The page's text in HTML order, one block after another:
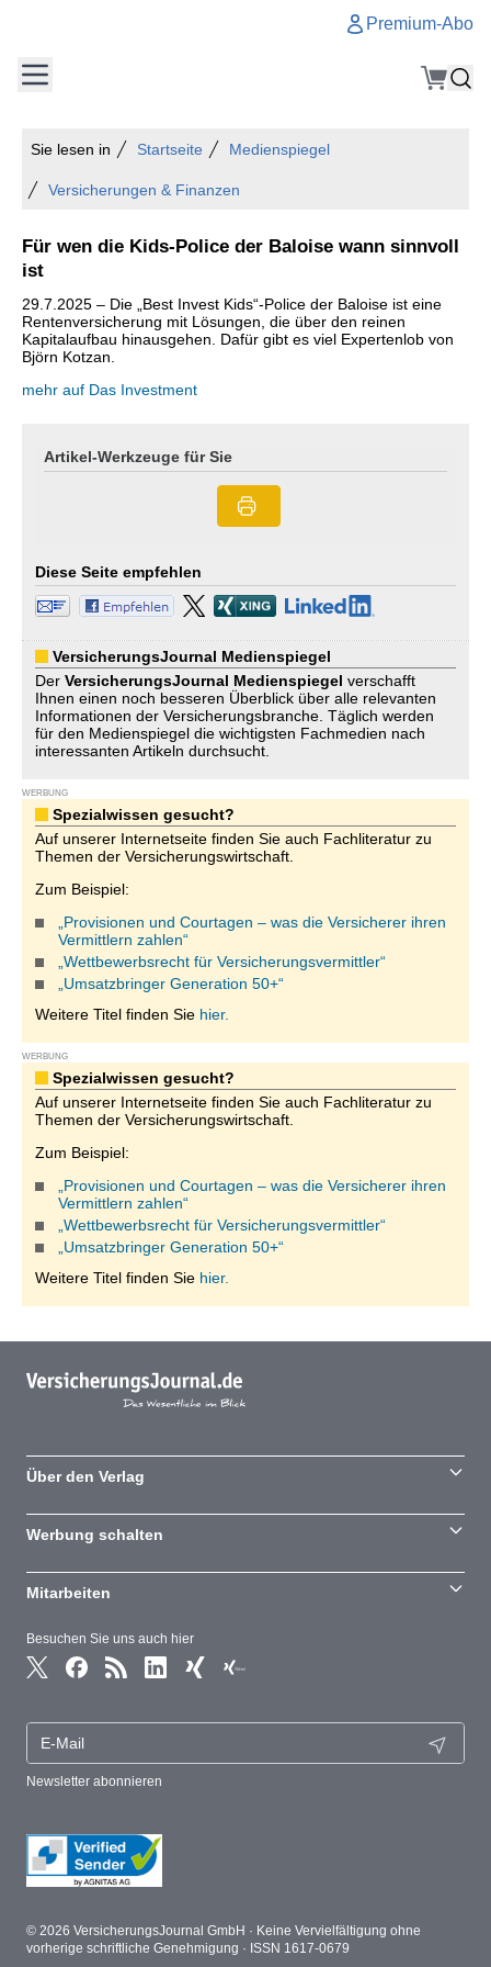
Premium-Abo
Sie lesen in Startseite Medienspiegel
Versicherungen & Finanzen
Für wen die Kids-Police der Baloise wann sinnvoll
ist
29.7.2025 – Die „Best Invest Kids“-Police der Baloise ist eine
Rentenversicherung mit Lösungen, die über den reinen
Kapitalaufbau hinausgehen. Dafür gibt es viel Expertenlob von
Björn Kotzan.
mehr auf Das Investment
Artikel-Werkzeuge für Sie
Diese Seite empfehlen
VersicherungsJournal Medienspiegel
Der VersicherungsJournal Medienspiegel verschafft
Ihnen einen noch besseren Überblick über alle relevanten
Informationen der Versicherungsbranche. Täglich werden
für den Medienspiegel die wichtigsten Fachmedien nach
interessanten Artikeln durchsucht.
WERBUNG
Spezialwissen gesucht?
Auf unserer Internetseite finden Sie auch Fachliteratur zu
Themen der Versicherungswirtschaft.
Zum Beispiel:
„Provisionen und Courtagen – was die Versicherer ihren
Vermittlern zahlen“
„Wettbewerbsrecht für Versicherungsvermittler“
„Umsatzbringer Generation 50+“
Weitere Titel finden Sie hier.
WERBUNG
Spezialwissen gesucht?
Auf unserer Internetseite finden Sie auch Fachliteratur zu
Themen der Versicherungswirtschaft.
Zum Beispiel:
„Provisionen und Courtagen – was die Versicherer ihren
Vermittlern zahlen“
„Wettbewerbsrecht für Versicherungsvermittler“
„Umsatzbringer Generation 50+“
Weitere Titel finden Sie hier.
Besuchen Sie uns auch hier
Newsletter abonnieren
Über den Verlag
Werbung schalten
Mitarbeiten
© 2026 VersicherungsJournal GmbH · Keine Vervielfältigung ohne
vorherige schriftliche Genehmigung · ISSN 1617-0679